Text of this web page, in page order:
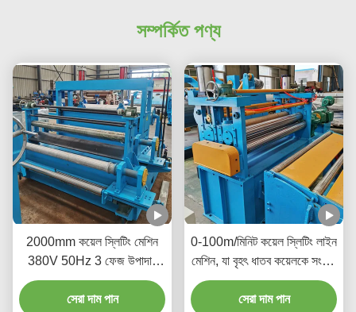
সম্পর্কিত পণ্য
2000mm কয়েল স্লিটিং মেশিন
380V 50Hz 3 ফেজ উপাদান
প্রাপ্যতা বৃদ্ধি করে
সেরা দাম পান
0-100m/মিনিট কয়েল স্লিটিং লাইন
মেশিন, যা বৃহৎ ধাতব কয়েলকে সংকীর্ণ
ফিতায় কাটার জন্য ব্যবহৃত হয়
সেরা দাম পান